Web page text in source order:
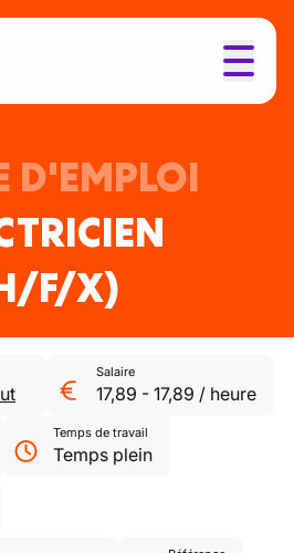
D'EMPLOI
F/X)
Salaire
17,89 - 17,89 / heure
Temps de travail
Temps plein